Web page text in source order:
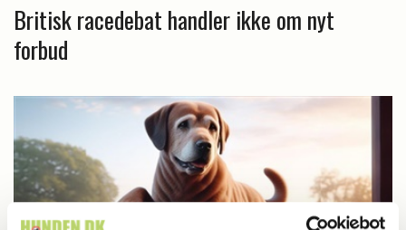
Britisk racedebat handler ikke om nyt
forbud